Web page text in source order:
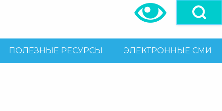
ПОЛЕЗНЫЕ РЕСУРСЫ ЭЛЕКТРОННЫЕ СМИ